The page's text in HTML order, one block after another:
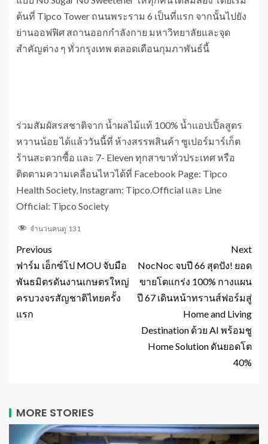
ต้นที่ Tipco Tower ถนนพระราม 6 เป็นที่แรก จากนั้นไปยัง
ย่านออฟฟิศ สถานออกกำลังกาย มหาวิทยาลัยและจุด
สำคัญต่าง ๆ ทั่วกรุงเทพ ตลอดเดือนกุมภาพันธ์นี้
ร่วมสัมผัสรสชาติจาก น้ำผลไม้แท้ 100% น้ำแอปเปิ้ลสูตร
หวานน้อย ได้แล้ววันนี้ที่ ห้างสรรพสินค้า ซูเปอร์มาร์เก็ต
ร้านสะดวกซื้อ และ 7- Eleven ทุกสาขาทั่วประเทศ หรือ
ติดตามความเคลื่อนไหวได้ที่ Facebook Page: Tipco
Health Society, Instagram: Tipco.Official และ Line
Official: Tipco Society
จำนวนคนดู 131
Previous
ฟาร์ม เอ็กซ์โป MOU จับมือ
พันธมิตรดันงานเกษตรใหญ่
ครบวงจรสัญชาติไทยครั้ง
แรก
Next
NocNoc จบปี 66 สุดปัง! ยอด
ขายโตแกร่ง 100% กางแผน
ปี 67 เดินหน้าทรานส์ฟอร์มสู่
Home and Living
Destination ด้วย AI พร้อมชู
Home Solution ดันยอดโต
40%
MORE STORIES